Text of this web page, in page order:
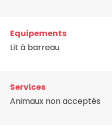
Equipements
Lit à barreau
Services
Animaux non acceptés